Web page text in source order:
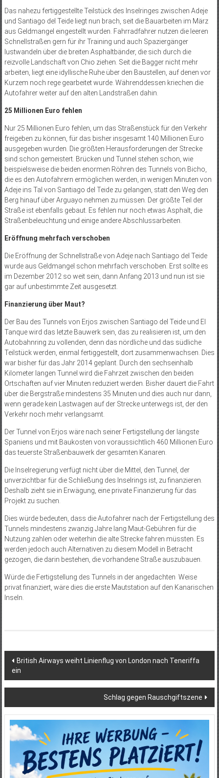
Das nahezu fertiggestellte Teilstück des Inselringes zwischen Adeje
und Santiago del Teide liegt nun brach, seit die Bauarbeiten im März
aus Geldmangel eingestellt wurden. Fahrradfahrer nutzen die leeren
Schnellstraßen gern für ihr Training und auch Spaziergänger
lustwandeln über die breiten Asphaltbänder, die sich durch die
reizvolle Landschaft von Chio ziehen. Seit die Bagger nicht mehr
arbeiten, liegt eine idyllische Ruhe über den Baustellen, auf denen vor
Kurzem noch rege gearbeitet wurde. Währenddessen kriechen die
Autofahrer weiter auf den alten Landstraßen dahin.
25 Millionen Euro fehlen
Nur 25 Millionen Euro fehlen, um das Straßenstück für den Verkehr
freigeben zu können, für das bisher insgesamt 140 Millionen Euro
ausgegeben wurden. Die größten Herausforderungen der Strecke
sind schon gemeistert. Brücken und Tunnel stehen schon, wie
beispielsweise die beiden enormen Röhren des Tunnels von Bicho,
die es den Autofahrern ermöglichen werden, in wenigen Minuten von
Adeje ins Tal von Santiago del Teide zu gelangen, statt den Weg den
Berg hinauf über Arguayo nehmen zu müssen. Der größte Teil der
Straße ist ebenfalls gebaut. Es fehlen nur noch etwas Asphalt, die
Straßenbeleuchtung und einige andere Abschlussarbeiten.
Eröffnung mehrfach verschoben
Die Eröffnung der Schnellstraße von Adeje nach Santiago del Teide
wurde aus Geldmangel schon mehrfach verschoben. Erst sollte es
im Dezember 2012 so weit sein, dann Anfang 2013 und nun ist sie
gar auf unbestimmte Zeit ausgesetzt.
Finanzierung über Maut?
Der Bau des Tunnels von Erjos zwischen Santiago del Teide und El
Tanque wird das letzte Bauwerk sein, das zu realisieren ist, um den
Autobahnring zu vollenden, denn das nördliche und das südliche
Teilstück werden, einmal fertiggestellt, dort zusammenwachsen. Dies
war bisher für das Jahr 2014 geplant. Durch den sechseinhalb
Kilometer langen Tunnel wird die Fahrzeit zwischen den beiden
Ortschaften auf vier Minuten reduziert werden. Bisher dauert die Fahrt
über die Bergstraße mindestens 35 Minuten und dies auch nur dann,
wenn gerade kein Lastwagen auf der Strecke unterwegs ist, der den
Verkehr noch mehr verlangsamt.
Der Tunnel von Erjos wäre nach seiner Fertigstellung der längste
Spaniens und mit Baukosten von voraussichtlich 460 Millionen Euro
das teuerste Straßenbauwerk der gesamten Kanaren.
Die Inselregierung verfügt nicht über die Mittel, den Tunnel, der
unverzichtbar für die Schließung des Inselrings ist, zu finanzieren.
Deshalb zieht sie in Erwägung, eine private Finanzierung für das
Projekt zu suchen.
Dies würde bedeuten, dass die Autofahrer nach der Fertigstellung des
Tunnels mindestens zwanzig Jahre lang Maut-Gebühren für die
Nutzung zahlen oder weiterhin die alte Strecke fahren müssten. Es
werden jedoch auch Alternativen zu diesem Modell in Betracht
gezogen, die darin bestehen, die vorhandene Straße auszubauen.
Würde die Fertigstellung des Tunnels in der angedachten Weise
privat finanziert, wäre dies die erste Mautstation auf den Kanarischen
Inseln.
Beitragsnavigation
British Airways weiht Linienflug von London nach Teneriffa
ein
Schlag gegen Rauschgiftszene